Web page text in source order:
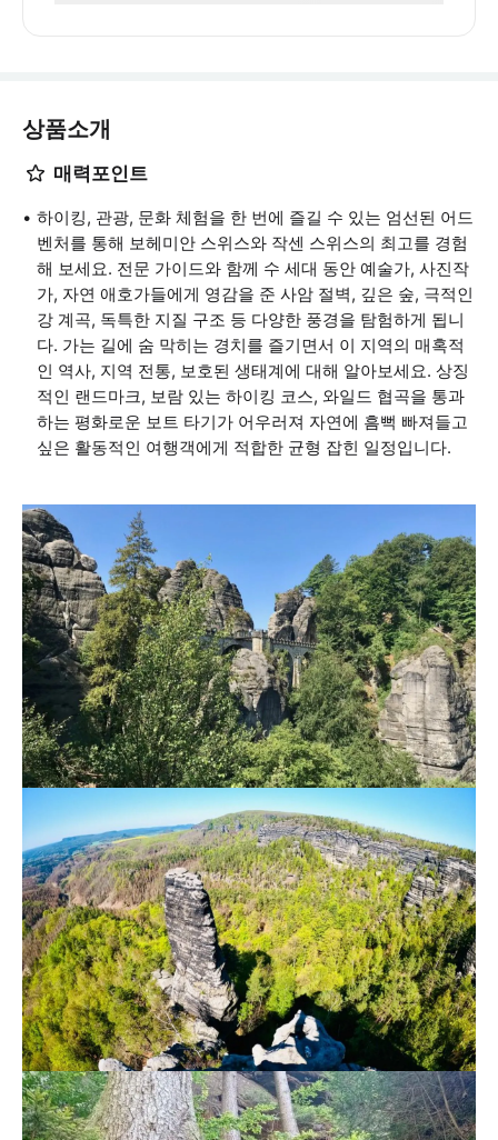
상품소개
매력포인트
하이킹, 관광, 문화 체험을 한 번에 즐길 수 있는 엄선된 어드
벤처를 통해 보헤미안 스위스와 작센 스위스의 최고를 경험
해 보세요. 전문 가이드와 함께 수 세대 동안 예술가, 사진작
가, 자연 애호가들에게 영감을 준 사암 절벽, 깊은 숲, 극적인
강 계곡, 독특한 지질 구조 등 다양한 풍경을 탐험하게 됩니
다. 가는 길에 숨 막히는 경치를 즐기면서 이 지역의 매혹적
인 역사, 지역 전통, 보호된 생태계에 대해 알아보세요. 상징
적인 랜드마크, 보람 있는 하이킹 코스, 와일드 협곡을 통과
하는 평화로운 보트 타기가 어우러져 자연에 흠뻑 빠져들고
싶은 활동적인 여행객에게 적합한 균형 잡힌 일정입니다.